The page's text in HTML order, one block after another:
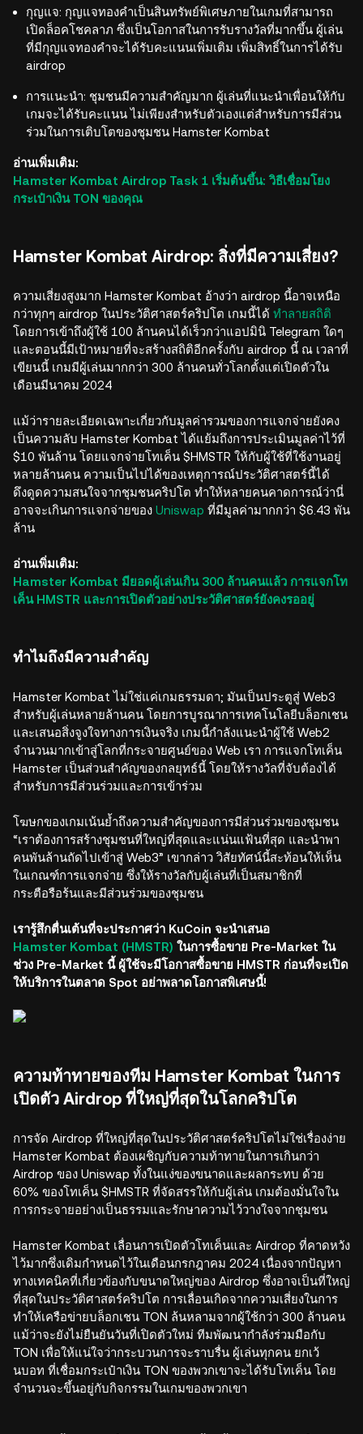
กุญแจ: กุญแจทองคำเป็นสินทรัพย์พิเศษภายในเกมที่สามารถ
เปิดล็อคโชคลาภ ซึ่งเป็นโอกาสในการรับรางวัลที่มากขึ้น ผู้เล่น
ที่มีกุญแจทองคำจะได้รับคะแนนเพิ่มเติม เพิ่มสิทธิ์ในการได้รับ
airdrop
การแนะนำ: ชุมชนมีความสำคัญมาก ผู้เล่นที่แนะนำเพื่อนให้กับ
เกมจะได้รับคะแนน ไม่เพียงสำหรับตัวเองแต่สำหรับการมีส่วน
ร่วมในการเติบโตของชุมชน Hamster Kombat
อ่านเพิ่มเติม:
Hamster Kombat Airdrop Task 1 เริ่มต้นขึ้น: วิธีเชื่อมโยง
กระเป๋าเงิน TON ของคุณ
Hamster Kombat Airdrop: สิ่งที่มีความเสี่ยง?
ความเสี่ยงสูงมาก Hamster Kombat อ้างว่า airdrop นี้อาจเหนือ
กว่าทุกๆ airdrop ในประวัติศาสตร์คริปโต เกมนี้ได้ ทำลายสถิติ
โดยการเข้าถึงผู้ใช้ 100 ล้านคนได้เร็วกว่าแอปมินิ Telegram ใดๆ
และตอนนี้มีเป้าหมายที่จะสร้างสถิติอีกครั้งกับ airdrop นี้ ณ เวลาที่
เขียนนี้ เกมมีผู้เล่นมากกว่า 300 ล้านคนทั่วโลกตั้งแต่เปิดตัวใน
เดือนมีนาคม 2024
แม้ว่ารายละเอียดเฉพาะเกี่ยวกับมูลค่ารวมของการแจกจ่ายยังคง
เป็นความลับ Hamster Kombat ได้แย้มถึงการประเมินมูลค่าไว้ที่
$10 พันล้าน โดยแจกจ่ายโทเค็น $HMSTR ให้กับผู้ใช้ที่ใช้งานอยู่
หลายล้านคน ความเป็นไปได้ของเหตุการณ์ประวัติศาสตร์นี้ได้
ดึงดูดความสนใจจากชุมชนคริปโต ทำให้หลายคนคาดการณ์ว่านี่
อาจจะเกินการแจกจ่ายของ Uniswap ที่มีมูลค่ามากกว่า $6.43 พัน
ล้าน
อ่านเพิ่มเติม:
Hamster Kombat มียอดผู้เล่นเกิน 300 ล้านคนแล้ว การแจกโท
เค็น HMSTR และการเปิดตัวอย่างประวัติศาสตร์ยังคงรออยู่
ทำไมถึงมีความสำคัญ
Hamster Kombat ไม่ใช่แค่เกมธรรมดา; มันเป็นประตูสู่ Web3
สำหรับผู้เล่นหลายล้านคน โดยการบูรณาการเทคโนโลยีบล็อกเชน
และเสนอสิ่งจูงใจทางการเงินจริง เกมนี้กำลังแนะนำผู้ใช้ Web2
จำนวนมากเข้าสู่โลกที่กระจายศูนย์ของ Web เรา การแจกโทเค็น
Hamster เป็นส่วนสำคัญของกลยุทธ์นี้ โดยให้รางวัลที่จับต้องได้
สำหรับการมีส่วนร่วมและการเข้าร่วม
โฆษกของเกมเน้นย้ำถึงความสำคัญของการมีส่วนร่วมของชุมชน
“เราต้องการสร้างชุมชนที่ใหญ่ที่สุดและแน่นแฟ้นที่สุด และนำพา
คนพันล้านถัดไปเข้าสู่ Web3” เขากล่าว วิสัยทัศน์นี้สะท้อนให้เห็น
ในเกณฑ์การแจกจ่าย ซึ่งให้รางวัลกับผู้เล่นที่เป็นสมาชิกที่
กระตือรือร้นและมีส่วนร่วมของชุมชน
เรารู้สึกตื่นเต้นที่จะประกาศว่า KuCoin จะนำเสนอ
Hamster Kombat (HMSTR) ในการซื้อขาย Pre-Market ใน
ช่วง Pre-Market นี้ ผู้ใช้จะมีโอกาสซื้อขาย HMSTR ก่อนที่จะเปิด
ให้บริการในตลาด Spot อย่าพลาดโอกาสพิเศษนี้!
ความท้าทายของทีม Hamster Kombat ในการ
เปิดตัว Airdrop ที่ใหญ่ที่สุดในโลกคริปโต
การจัด Airdrop ที่ใหญ่ที่สุดในประวัติศาสตร์คริปโตไม่ใช่เรื่องง่าย
Hamster Kombat ต้องเผชิญกับความท้าทายในการเกินกว่า
Airdrop ของ Uniswap ทั้งในแง่ของขนาดและผลกระทบ ด้วย
60% ของโทเค็น $HMSTR ที่จัดสรรให้กับผู้เล่น เกมต้องมั่นใจใน
การกระจายอย่างเป็นธรรมและรักษาความไว้วางใจจากชุมชน
Hamster Kombat เลื่อนการเปิดตัวโทเค็นและ Airdrop ที่คาดหวัง
ไว้มากซึ่งเดิมกำหนดไว้ในเดือนกรกฎาคม 2024 เนื่องจากปัญหา
ทางเทคนิคที่เกี่ยวข้องกับขนาดใหญ่ของ Airdrop ซึ่งอาจเป็นที่ใหญ่
ที่สุดในประวัติศาสตร์คริปโต การเลื่อนเกิดจากความเสี่ยงในการ
ทำให้เครือข่ายบล็อกเชน TON ล้นหลามจากผู้ใช้กว่า 300 ล้านคน
แม้ว่าจะยังไม่ยืนยันวันที่เปิดตัวใหม่ ทีมพัฒนากำลังร่วมมือกับ
TON เพื่อให้แน่ใจว่ากระบวนการจะราบรื่น ผู้เล่นทุกคน ยกเว้
นบอท ที่เชื่อมกระเป๋าเงิน TON ของพวกเขาจะได้รับโทเค็น โดย
จำนวนจะขึ้นอยู่กับกิจกรรมในเกมของพวกเขา